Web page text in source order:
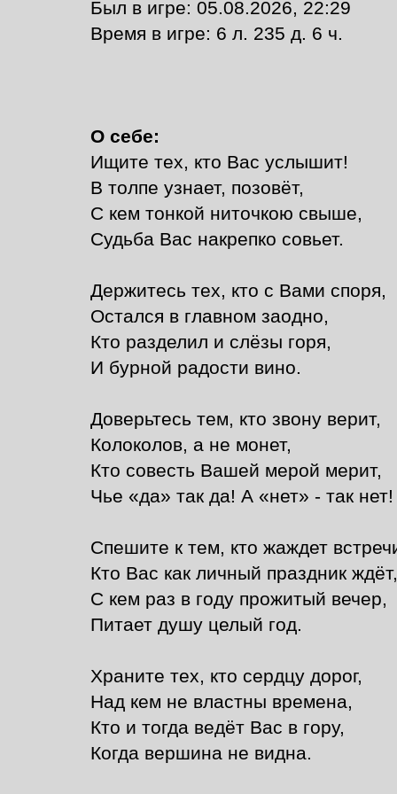
Был в игре: 05.08.2026, 22:29
Время в игре: 6 л. 235 д. 6 ч.
О себе:
Ищите тех, кто Вас услышит!
В толпе узнает, позовёт,
С кем тонкой ниточкою свыше,
Судьба Вас накрепко совьет.
Держитесь тех, кто с Вами споря,
Остался в главном заодно,
Кто разделил и слёзы горя,
И бурной радости вино.
Доверьтесь тем, кто звону верит,
Колоколов, а не монет,
Кто совесть Вашей мерой мерит,
Чье «да» так да! А «нет» - так нет!
Спешите к тем, кто жаждет
Кто Вас как личный праздник ждёт,
С кем раз в году прожитый вечер,
Питает душу целый год.
Храните тех, кто сердцу дорог,
Над кем не властны времена,
Кто и тогда ведёт Вас в гору,
Когда вершина не видна.